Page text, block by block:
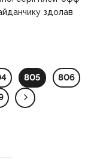
здолав
805
806